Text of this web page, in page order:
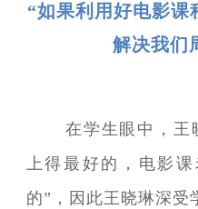
“如果利用好电影课
解决我们
在学生眼中，王
上得最好的，电影
的”，因此王晓琳深受